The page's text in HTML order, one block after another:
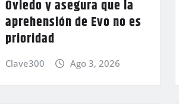
Oviedo y asegura que la
aprehensión de Evo no es
prioridad
Clave300 Ago 3, 2026